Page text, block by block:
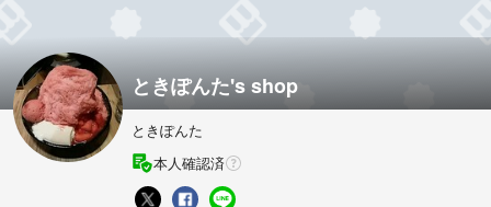
ときぽんた's shop
ときぽんた
本人確認済